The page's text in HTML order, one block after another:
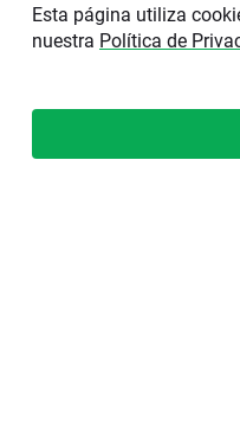
Esta página utiliza
nuestra Política de